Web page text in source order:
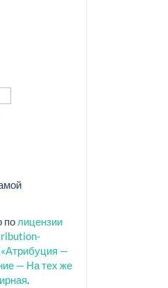
по лицензии
—
— На тех же
.